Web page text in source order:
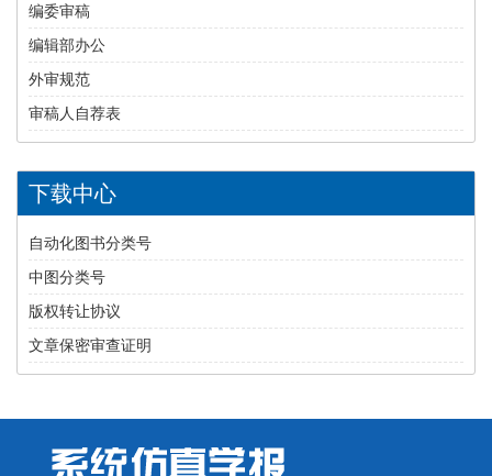
编委审稿
编辑部办公
外审规范
审稿人自荐表
下载中心
自动化图书分类号
中图分类号
版权转让协议
文章保密审查证明